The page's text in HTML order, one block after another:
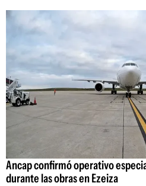
Ancap confirmó operativo
durante las obras en Ezeiza